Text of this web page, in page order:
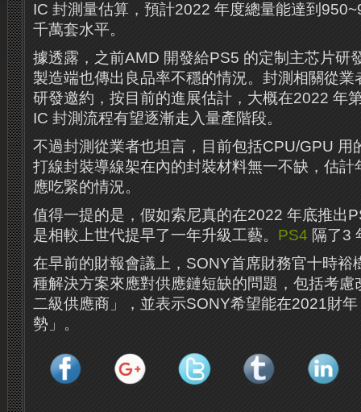
IC 封測量估算，預計2022 年度總量能達到
千萬套水平。
據透露，之前AMD 開發給PS5 的定制主芯片研
製造端也傳出良品率不穩的情況。封測相關從業
研發邀約，按目前的進展估計，大概在2022 年
IC 封測流程有望逐漸走入量產階段。
不過封測從業者也坦言，目前包括CPU/GPU 用
打線封裝導線架在內的封裝材料無一不缺，估計
應吃緊的情況。
值得一提的是，假如索尼真的在2022 年底推出
是相較上世代提早了一年升級工藝。 PS4 隔了3
在早前的財報會議上，SONY首席財務官十時裕
種解決方案來應對供應鏈短缺的問題，包括考慮
二級供應商」，並表示SONY希望能在2021財
勢」。